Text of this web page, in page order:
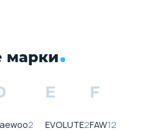
марки
2
E
EVOLUTE2
F
FAW12